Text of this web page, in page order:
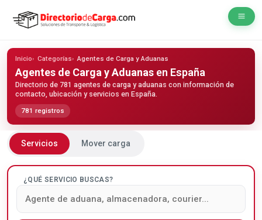
Inicio Categorías Agentes de Carga y Aduanas
Agentes de Carga y Aduanas en España
Directorio de 781 agentes de carga y aduanas con información de
contacto, ubicación y servicios en España.
781 registros
Servicios Mover carga
¿QUÉ SERVICIO BUSCAS?